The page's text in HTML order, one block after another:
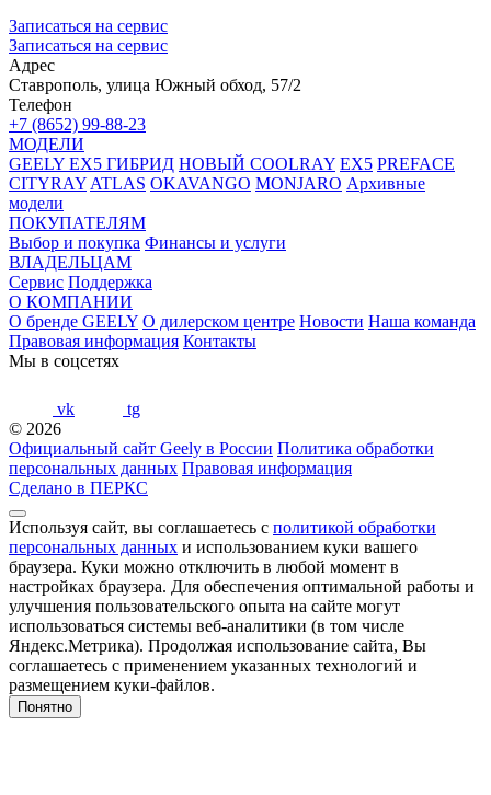
Записаться на сервис
Записаться на сервис
Адрес
Ставрополь, улица Южный обход, 57/2
Телефон
+7 (8652) 99-88-23
МОДЕЛИ
GEELY EX5 ГИБРИД НОВЫЙ COOLRAY EX5 PREFACE
CITYRAY ATLAS OKAVANGO MONJARO Архивные
модели
ПОКУПАТЕЛЯМ
Выбор и покупка Финансы и услуги
ВЛАДЕЛЬЦАМ
Сервис Поддержка
О КОМПАНИИ
О бренде GEELY О дилерском центре Новости Наша команда
Правовая информация Контакты
Мы в соцсетях
vk
tg
© 2026
Официальный сайт Geely в России Политика обработки
персональных данных Правовая информация
Сделано в ПЕРКС
Используя сайт, вы соглашаетесь с политикой обработки
персональных данных и использованием куки вашего
браузера. Куки можно отключить в любой момент в
настройках браузера. Для обеспечения оптимальной работы и
улучшения пользовательского опыта на сайте могут
использоваться системы веб-аналитики (в том числе
Яндекс.Метрика). Продолжая использование сайта, Вы
соглашаетесь с применением указанных технологий и
размещением куки-файлов.
Понятно